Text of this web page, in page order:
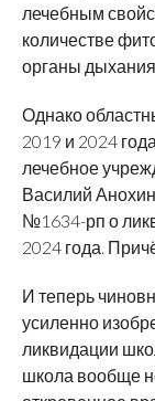
лечебным
количестве
органы дыхания.
Однако
2019 и 2024
лечебное
Василий
№1634-рп о
2024 года.
И теперь
усиленно
ликвидации
школа вообще